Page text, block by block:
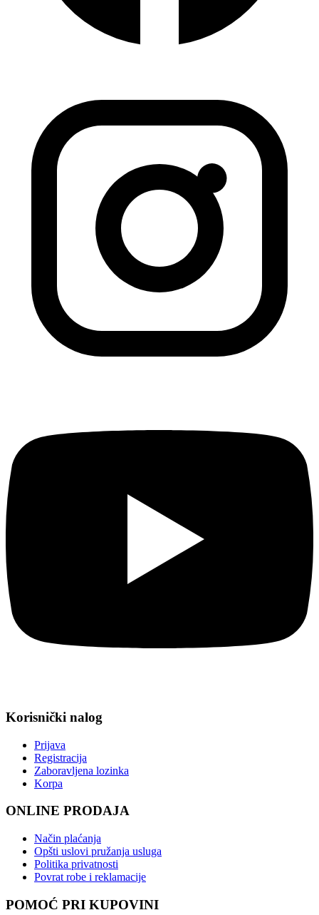
Korisnički nalog
Prijava
Registracija
Zaboravljena lozinka
Korpa
ONLINE PRODAJA
Način plaćanja
Opšti uslovi pružanja usluga
Politika privatnosti
Povrat robe i reklamacije
POMOĆ PRI KUPOVINI